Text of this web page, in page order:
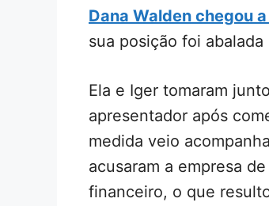
Dana Walden chegou
sua posição foi
Ela e Iger tomaram
apresentador após
medida veio
acusaram a empresa
financeiro, o que